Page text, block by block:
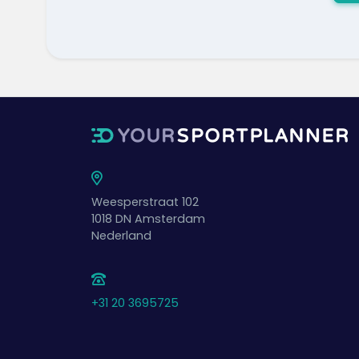
Weesperstraat 102
1018 DN Amsterdam
Nederland
+31 20 3695725